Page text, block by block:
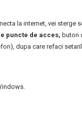
la internet, vei sterge
puncte de acces, buton
dupa care refaci